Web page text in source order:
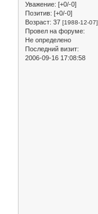
Уважение: [+0/-0]
Позитив: [+0/-0]
Возраст: 37 [1988-12-07]
Провел на форуме:
Не определено
Последний визит:
2006-09-16 17:08:58